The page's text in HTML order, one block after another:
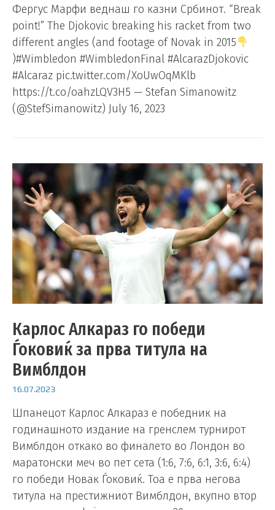
Фергус Марфи веднаш го казни Србинот. “Break
point!” The Djokovic breaking his racket from two
different angles (and footage of Novak in 2015
)#Wimbledon #WimbledonFinal #AlcarazDjokovic
#Alcaraz pic.twitter.com/XoUwOqMKlb
https://t.co/oahzLQV3H5 — Stefan Simanowitz
(@StefSimanowitz) July 16, 2023
Карлос Алкараз го победи
Ѓоковиќ за прва титула на
Вимблдон
16.07.2023
Шпанецот Карлос Алкараз е победник на
годинашното издание на гренслем турнирот
Вимблдон откако во финалето во Лондон во
маратонски меч во пет сета (1:6, 7:6, 6:1, 3:6, 6:4)
го победи Новак Ѓоковиќ. Тоа е прва негова
титула на престижниот Вимблдон, вкупно втор